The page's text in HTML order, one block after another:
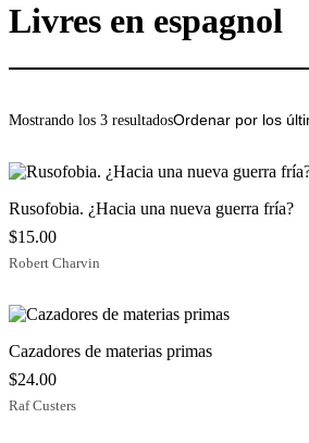
Livres en espagnol
Mostrando los 3 resultadosOrdenado
últimos
Rusofobia. ¿Hacia una nueva guerra fría?
$15.00
Robert Charvin
Cazadores de materias primas
$24.00
Raf Custers